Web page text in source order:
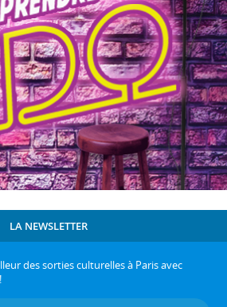
LA NEWSLETTER
des sorties culturelles à Paris avec